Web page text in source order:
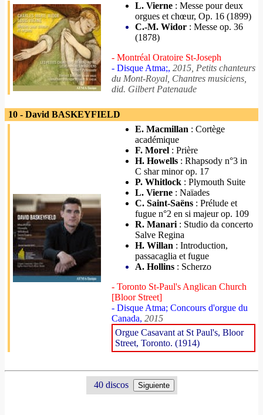
L. Vierne : Messe pour deux
orgues et chœur, Op. 16 (1899)
C.-M. Widor : Messe op. 36
(1878)
- Montréal Oratoire St-Joseph
- Disque Atma;, 2015, Petits chanteurs
du Mont-Royal, Chantres musiciens,
did. Gilbert Patenaude
10 - David BASKEYFIELD
E. Macmillan : Cortège
académique
F. Morel : Prière
H. Howells : Rhapsody n°3 in
C shar minor op. 17
P. Whitlock : Plymouth Suite
L. Vierne : Naïades
C. Saint-Saëns : Prélude et
fugue n°2 en si majeur op. 109
R. Manari : Studio da concerto
Salve Regina
H. Willan : Introduction,
passacaglia et fugue
A. Hollins : Scherzo
- Toronto St-Paul's Anglican Church
[Bloor Street]
- Disque Atma; Concours d'orgue du
Canada, 2015
Orgue Casavant at St Paul's, Bloor
Street, Toronto. (1914)
40 discos